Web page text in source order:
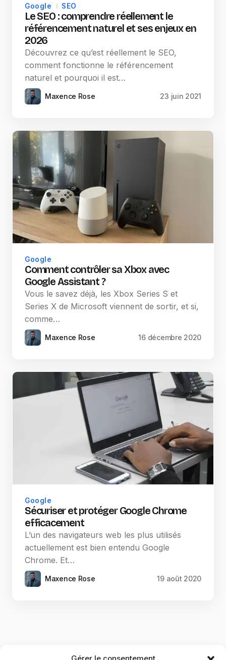
Google SEO
Le SEO : comprendre réellement le
référencement naturel et ses enjeux en
2026
Découvrez ce qu’est réellement le SEO,
comment fonctionne le référencement
naturel et pourquoi il est…
Maxence Rose 23 juin 2021
Google
Comment contrôler sa Xbox avec
Google Assistant ?
Vous le savez déjà, les Xbox Series S et
Series X de Microsoft viennent de sortir, et si,
comme…
Maxence Rose 16 décembre 2020
Google
Sécuriser et protéger Google Chrome
efficacement
L’un des navigateurs web les plus utilisés
actuellement est bien entendu Google
Chrome. Et…
Maxence Rose 19 août 2020